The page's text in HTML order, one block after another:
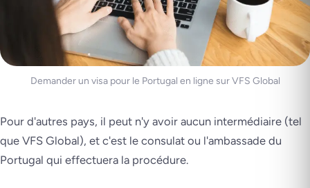
Demander un visa pour le Portugal en ligne sur VFS Global
Pour d'autres pays, il peut n'y avoir aucun intermédiaire (tel
que VFS Global), et c'est le consulat ou l'ambassade du
Portugal qui effectuera la procédure.